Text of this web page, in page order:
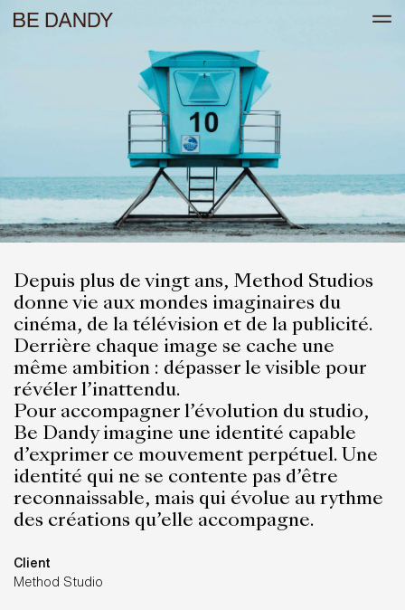
Depuis plus de vingt ans, Method Studios
donne vie aux mondes imaginaires du
cinéma, de la télévision et de la publicité.
Derrière chaque image se cache une
même ambition : dépasser le visible pour
révéler l’inattendu.
Pour accompagner l’évolution du studio,
Be Dandy imagine une identité capable
d’exprimer ce mouvement perpétuel. Une
identité qui ne se contente pas d’être
reconnaissable, mais qui évolue au rythme
des créations qu’elle accompagne.
Client
Method Studio